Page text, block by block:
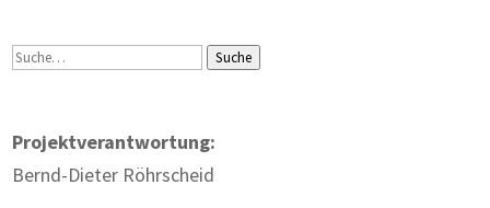
Suche Suche
Projektverantwortung:
Bernd-Dieter Röhrscheid